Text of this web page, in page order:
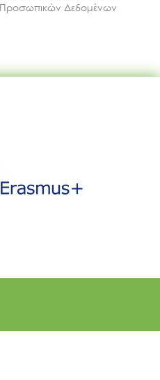
Προσωπικών Δεδομένων